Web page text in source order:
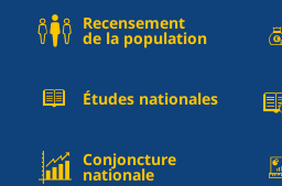
Recensement
de la population
Études nationales
Conjoncture
nationale